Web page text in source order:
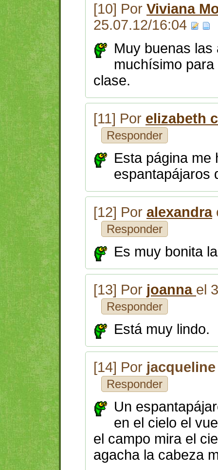
[10] Por Viviana
25.07.12/16:04
Muy buenas
muchísimo
clase.
[11] Por elizabeth
Responder
Esta página me
espantapájaros
[12] Por alexandra
Responder
Es muy bonita
[13] Por joanna el
Responder
Está muy lindo.
[14] Por
Responder
Un
en el cielo el
el campo mira el
agacha la cabeza